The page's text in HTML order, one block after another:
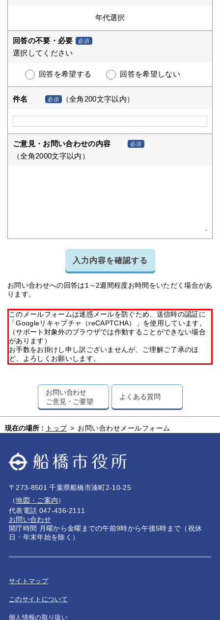
回答の不要・必要 必須
選択してください
回答を希望する 回答を希望しない
件名 必須 （全角200文字以内）
ご意見・お問い合わせの内容 必須
（全角2000文字以内）
入力内容を確認する
お問い合わせへの回答は1～2週間程度お時間をいただく場合があ
ります。
このメールフォームは迷惑メールを防ぐため、送信時の認証に
「Googleリキャプチャ（reCAPTCHA）」を使用しています。
（サポート対象外のブラウザでは作動することができない場合
があります）
お手数をお掛けし申し訳ございませんが、ご理解ご了承のほ
ど、よろしくお願いします。
お問い合わせ
ご意見・ご要望
よくある質問
現在の場所 : トップ > お問い合わせメールフォーム
〒273-8501 千葉県船橋市湊町2-10-25
（地図・ご案内）
代表電話 047-436-2111
お問い合わせ
開庁時間 月曜から金曜までの午前9時から午後5時まで（祝休
日・年末年始を除く）
サイトマップ
このサイトについて
個人情報の取り扱い